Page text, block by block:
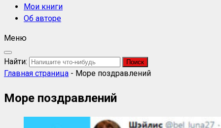
Мои книги
Об авторе
Меню
Найти:
Главная страница - Море поздравлений
Море поздравлений